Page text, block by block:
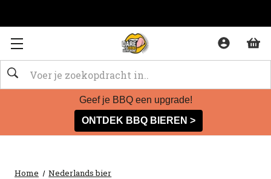
Zoeken
Geef je BBQ een upgrade!
ONTDEK BBQ BIEREN >
Home Nederlands bier